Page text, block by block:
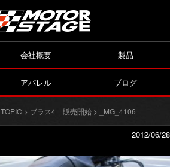
会社概要 製品
アパレル ブログ
TOPIC > ブラス4 販売開始 > _MG_4106
2012/06/28